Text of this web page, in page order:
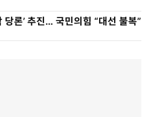
당론’ 추진… 국민의힘 “대선 불복”